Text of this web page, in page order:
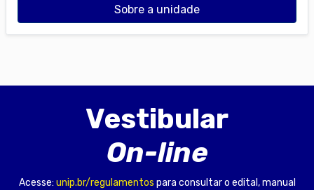
Sobre a unidade
Vestibular
On-line
Acesse: unip.br/regulamentos para consultar o edital, manual